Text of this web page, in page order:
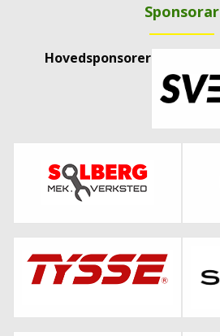
Sponsorar
Hovedsponsorer